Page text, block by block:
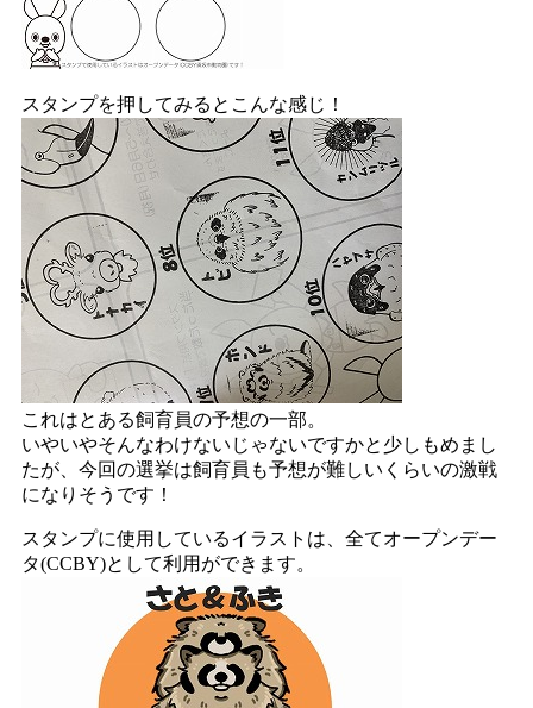
スタンプを押してみるとこんな感じ！
これはとある飼育員の予想の一部。
いやいやそんなわけないじゃないですかと少しもめまし
たが、今回の選挙は飼育員も予想が難しいくらいの激戦
になりそうです！
スタンプに使用しているイラストは、全てオープンデー
タ(CCBY)として利用ができます。